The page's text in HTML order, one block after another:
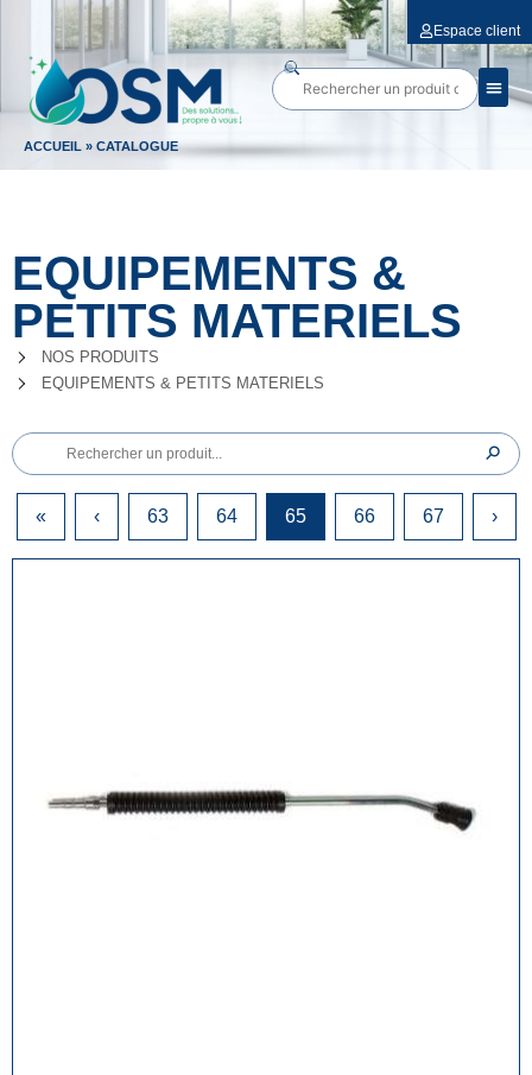
Espace client
ACCUEIL » CATALOGUE
EQUIPEMENTS &
PETITS MATERIELS
NOS PRODUITS
EQUIPEMENTS & PETITS MATERIELS
⚲
« ‹ 63 64 65 66 67 ›